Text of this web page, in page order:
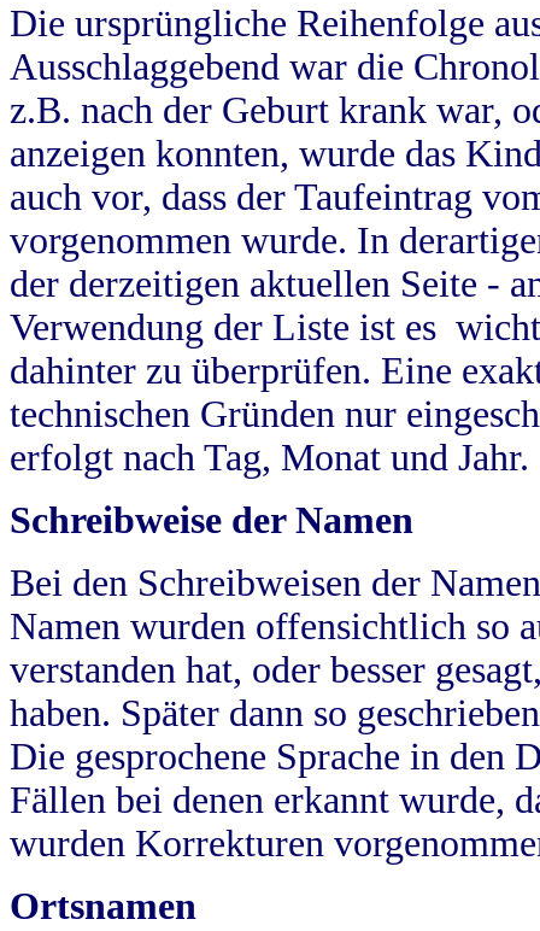
Die ursprüngliche Reihenfolge
Ausschlaggebend war die
z.B. nach der Geburt krank war,
anzeigen konnten, wurde das
auch vor, dass der Taufeintrag
vorgenommen wurde. In
der derzeitigen aktuellen Seite -
Verwendung der Liste ist es
dahinter zu überprüfen. Eine
technischen Gründen nur
erfolgt nach Tag, Monat und Jahr.
Schreibweise der Namen
Bei den Schreibweisen der
Namen wurden offensichtlich so
verstanden hat, oder besser
haben. Später dann so
Die gesprochene Sprache in
Fällen bei denen erkannt wurde,
wurden Korrekturen
Ortsnamen